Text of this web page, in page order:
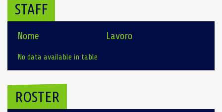
STAFF
Nome Lavoro
No data available in table
ROSTER